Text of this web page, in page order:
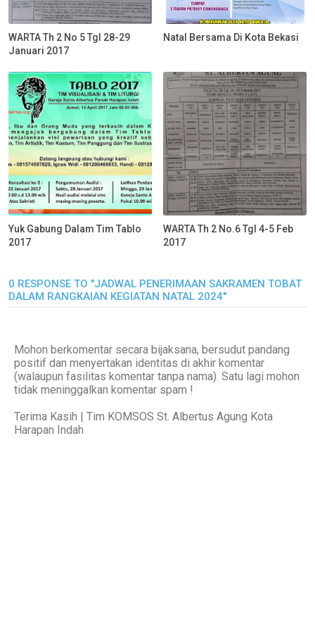
WARTA Th 2 No 5 Tgl 28-29
Januari 2017
Natal Bersama Di Kota Bekasi
Yuk Gabung Dalam Tim Tablo
2017
WARTA Th 2 No.6 Tgl 4-5 Feb
2017
0 RESPONSE TO "JADWAL PENERIMAAN SAKRAMEN TOBAT
DALAM RANGKAIAN KEGIATAN NATAL 2024"
Mohon berkomentar secara bijaksana, bersudut pandang
positif dan menyertakan identitas di akhir komentar
(walaupun fasilitas komentar tanpa nama). Satu lagi mohon
tidak meninggalkan komentar spam !
Terima Kasih | Tim KOMSOS St. Albertus Agung Kota
Harapan Indah